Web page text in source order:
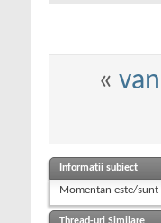
«
Informații subiect
Momentan este/